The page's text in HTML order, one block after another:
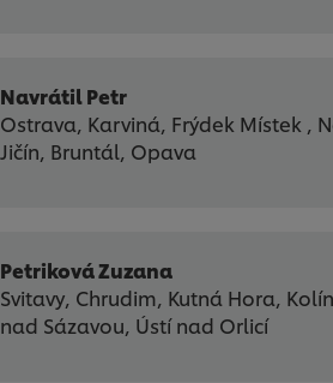
Navrátil Petr
Ostrava, Karviná, Frýdek Místek ,
Jičín, Bruntál, Opava
Petriková Zuzana
Svitavy, Chrudim, Kutná Hora,
nad Sázavou, Ústí nad Orlicí